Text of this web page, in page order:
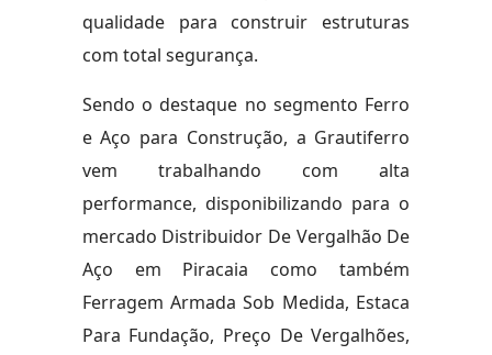
qualidade para construir estruturas
com total segurança.
Sendo o destaque no segmento Ferro
e Aço para Construção, a Grautiferro
vem trabalhando com alta
performance, disponibilizando para o
mercado Distribuidor De Vergalhão De
Aço em Piracaia como também
Ferragem Armada Sob Medida, Estaca
Para Fundação, Preço De Vergalhões,